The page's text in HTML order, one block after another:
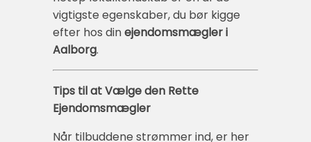
vigtigste egenskaber, du bør kigge
efter hos dinejendomsmægler i
Aalborg.
Tips til at Vælge den Rette
Ejendomsmægler
Når tilbuddene strømmer ind, er her